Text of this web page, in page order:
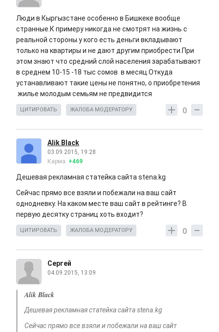
Люди в Кыргызстане особенно в Бишкеке вообще
странные.К примеру никогда не смотрят на жизнь с
реальной стороны.у кого есть деньги вкладывают
только на квартиры и не дают другим приобрести.При
этом знают что средний слой населения зарабатывают
в среднем 10-15 -18 тыс сомов в месяц.Откуда
устанавливают такие цены не понятно, о приобретения
жилье молодым семьям не предвидится
0
ЦИТИРОВАТЬ ЖАЛОБА МОДЕРАТОРУ
Alik Black
03.09.2015, 19:28
Карма: +469
Дешевая рекламная статейка сайта stena.kg
Сейчас прямо все взяли и побежали на ваш сайт
однодневку. На каком месте ваш сайт в рейтинге? В
первую десятку страниц хоть входит?
0
ЦИТИРОВАТЬ ЖАЛОБА МОДЕРАТОРУ
Сергей
04.09.2015, 13:09
Alik Black
Дешевая рекламная статейка сайта stena.kg
Сейчас прямо все взяли и побежали на ваш сайт